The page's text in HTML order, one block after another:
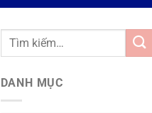
DANH MỤC